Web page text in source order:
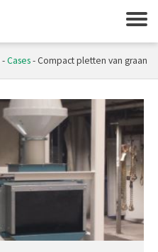
-Cases-Compact pletten van graan